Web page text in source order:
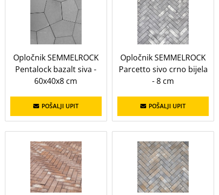
u
1 u KOM
1 u m2
100 u m2
4.17 u m2
Prikaži sve
6 cm
8 cm
Širina
Prikaži sve
Opločnik SEMMELROCK
Pentalock bazalt siva -
60x40x8 cm
POŠALJI UPIT
Opločnik SEMMELROCK
Parcetto sivo crno bijela
- 8 cm
POŠALJI UPIT